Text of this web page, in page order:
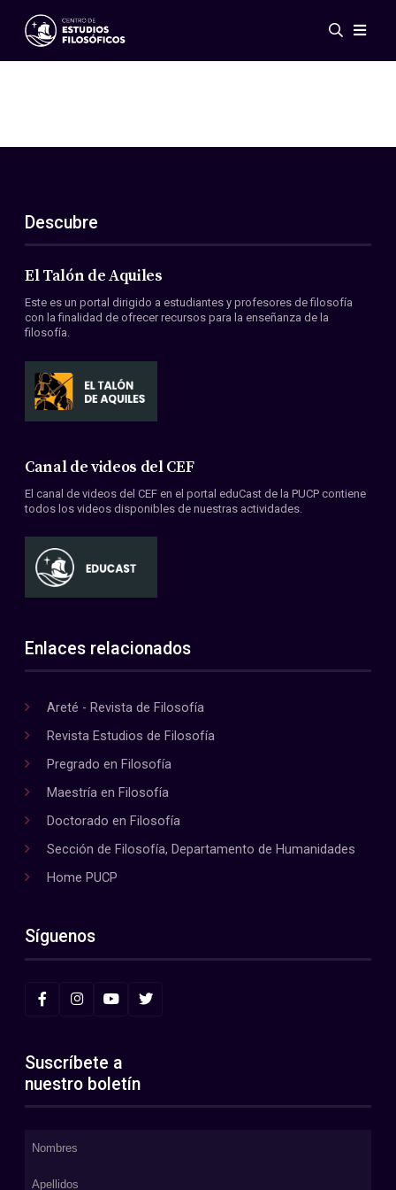
Eventos
ES
EN
Acerca de nosotros
Miembros
Convenios
Descubre
El Talón de Aquiles
Este es un portal dirigido a estudiantes y profesores de filosofía
con la finalidad de ofrecer recursos para la enseñanza de la
filosofía.
Canal de videos del CEF
El canal de videos del CEF en el portal eduCast de la PUCP contiene
todos los videos disponibles de nuestras actividades.
Enlaces relacionados
Areté - Revista de Filosofía
Revista Estudios de Filosofía
Pregrado en Filosofía
Maestría en Filosofía
Doctorado en Filosofía
Sección de Filosofía, Departamento de Humanidades
Home PUCP
Síguenos
Suscríbete a
nuestro boletín